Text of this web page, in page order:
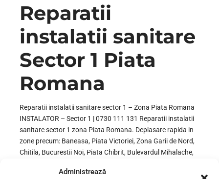
Administrează
Reparatii
instalatii sanitare
Sector 1 Piata
Romana
Reparatii instalatii sanitare sector 1 – Zona Piata Romana
INSTALATOR – Sector 1 | 0730 111 131 Reparatii instalatii
sanitare sector 1 zona Piata Romana. Deplasare rapida in
zone precum: Baneasa, Piata Victoriei, Zona Garii de Nord,
Chitila, Bucurestii Noi, Piata Chibrit, Bulevardul Mihalache,
Zona Aviatorilor-Kiseleff,...